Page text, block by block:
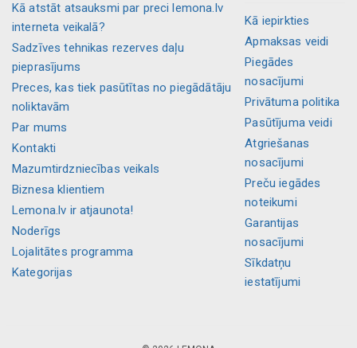
Kā atstāt atsauksmi par preci lemona.lv
interneta veikalā?
Sadzīves tehnikas rezerves daļu
pieprasījums
Preces, kas tiek pasūtītas no piegādātāju
noliktavām
Par mums
Kontakti
Mazumtirdzniecības veikals
Biznesa klientiem
Lemona.lv ir atjaunota!
Noderīgs
Lojalitātes programma
Kategorijas
Kā iepirkties
Apmaksas veidi
Piegādes
nosacījumi
Privātuma politika
Pasūtījuma veidi
Atgriešanas
nosacījumi
Preču iegādes
noteikumi
Garantijas
nosacījumi
Sīkdatņu
iestatījumi